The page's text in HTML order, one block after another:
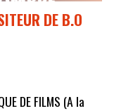
DE B.O
DE FILMS (A la